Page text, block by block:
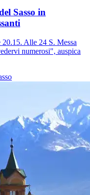
Sasso in
Alle 24 S. Messa
numerosi", auspica